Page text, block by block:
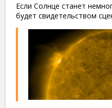
Если Солнце станет
будет свидетельством